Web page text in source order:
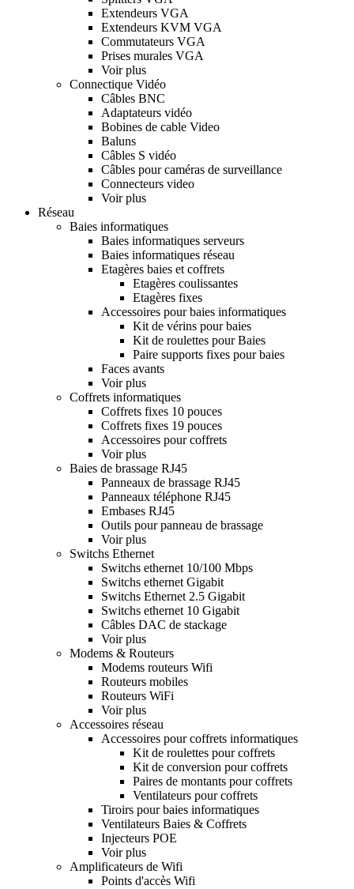
Extendeurs VGA
Extendeurs KVM VGA
Commutateurs VGA
Prises murales VGA
Voir plus
Connectique Vidéo
Câbles BNC
Adaptateurs vidéo
Bobines de cable Video
Baluns
Câbles S vidéo
Câbles pour caméras de surveillance
Connecteurs video
Voir plus
Réseau
Baies informatiques
Baies informatiques serveurs
Baies informatiques réseau
Etagères baies et coffrets
Etagères coulissantes
Etagères fixes
Accessoires pour baies informatiques
Kit de vérins pour baies
Kit de roulettes pour Baies
Paire supports fixes pour baies
Faces avants
Voir plus
Coffrets informatiques
Coffrets fixes 10 pouces
Coffrets fixes 19 pouces
Accessoires pour coffrets
Voir plus
Baies de brassage RJ45
Panneaux de brassage RJ45
Panneaux téléphone RJ45
Embases RJ45
Outils pour panneau de brassage
Voir plus
Switchs Ethernet
Switchs ethernet 10/100 Mbps
Switchs ethernet Gigabit
Switchs Ethernet 2.5 Gigabit
Switchs ethernet 10 Gigabit
Câbles DAC de stackage
Voir plus
Modems & Routeurs
Modems routeurs Wifi
Routeurs mobiles
Routeurs WiFi
Voir plus
Accessoires réseau
Accessoires pour coffrets informatiques
Kit de roulettes pour coffrets
Kit de conversion pour coffrets
Paires de montants pour coffrets
Ventilateurs pour coffrets
Tiroirs pour baies informatiques
Ventilateurs Baies & Coffrets
Injecteurs POE
Voir plus
Amplificateurs de Wifi
Points d'accès Wifi